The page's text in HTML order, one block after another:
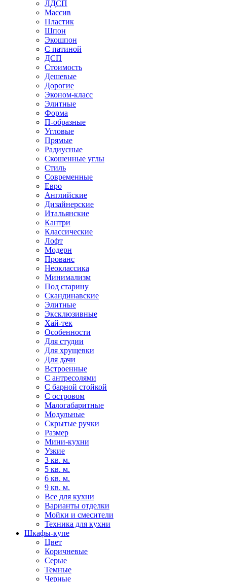
ЛДСП
Массив
Пластик
Шпон
Экошпон
С патиной
ДСП
Стоимость
Дешевые
Дорогие
Эконом-класс
Элитные
Форма
П-образные
Угловые
Прямые
Радиусные
Скошенные углы
Стиль
Современные
Евро
Английские
Дизайнерские
Итальянские
Кантри
Классические
Лофт
Модерн
Прованс
Неоклассика
Минимализм
Под старину
Скандинавские
Элитные
Эксклюзивные
Хай-тек
Особенности
Для студии
Для хрущевки
Для дачи
Встроенные
С антресолями
С барной стойкой
С островом
Малогабаритные
Модульные
Скрытые ручки
Размер
Мини-кухни
Узкие
3 кв. м.
5 кв. м.
6 кв. м.
9 кв. м.
Все для кухни
Варианты отделки
Мойки и смесители
Техника для кухни
Шкафы-купе
Цвет
Коричневые
Серые
Темные
Черные